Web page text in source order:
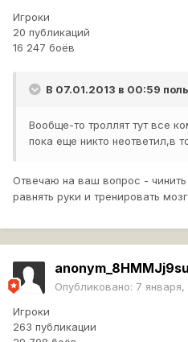
Игроки
20 публикаций
16 247 боёв
В 07.01.2013 в 00:59
Вообще-то троллят тут все
пока еще никто неответил,в
Отвечаю на ваш вопрос -
равнять руки и тренировать
Опубликовано: 7 января,
Игроки
263 публикации